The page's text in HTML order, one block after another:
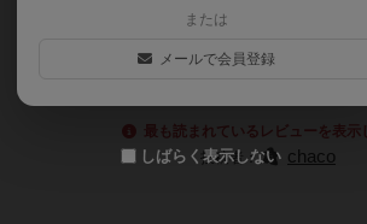
造酒扱い）を得意とするアルジェリア人の４
ーカー（？）がカード化されています。但し
ナリオはは用意されていないので、シナリオ
最も読まれているレビューを表示
投稿者：
chaco
または
メールで会員登録
しばらく表示しない